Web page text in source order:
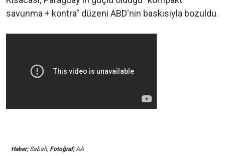
savunma + kontra" düzeni ABD'nin baskısıyla bozuldu.
Haber;Sabah, Fotoğraf;AA